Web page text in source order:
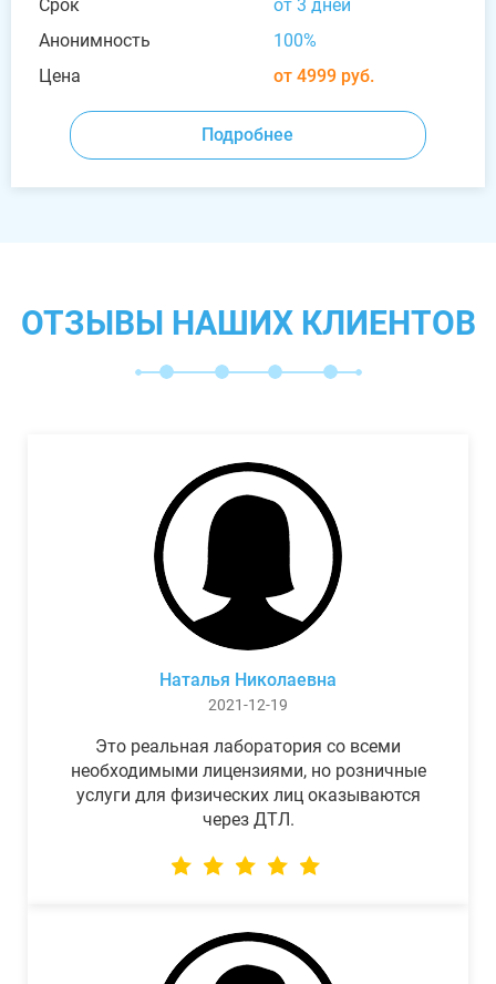
Срок
от 3 дней
Анонимность
100%
Цена
от 4999 руб.
Подробнее
ОТЗЫВЫ НАШИХ КЛИЕНТОВ
Наталья Николаевна
2021-12-19
Это реальная лаборатория со всеми
необходимыми лицензиями, но розничные
услуги для физических лиц оказываются
через ДТЛ.